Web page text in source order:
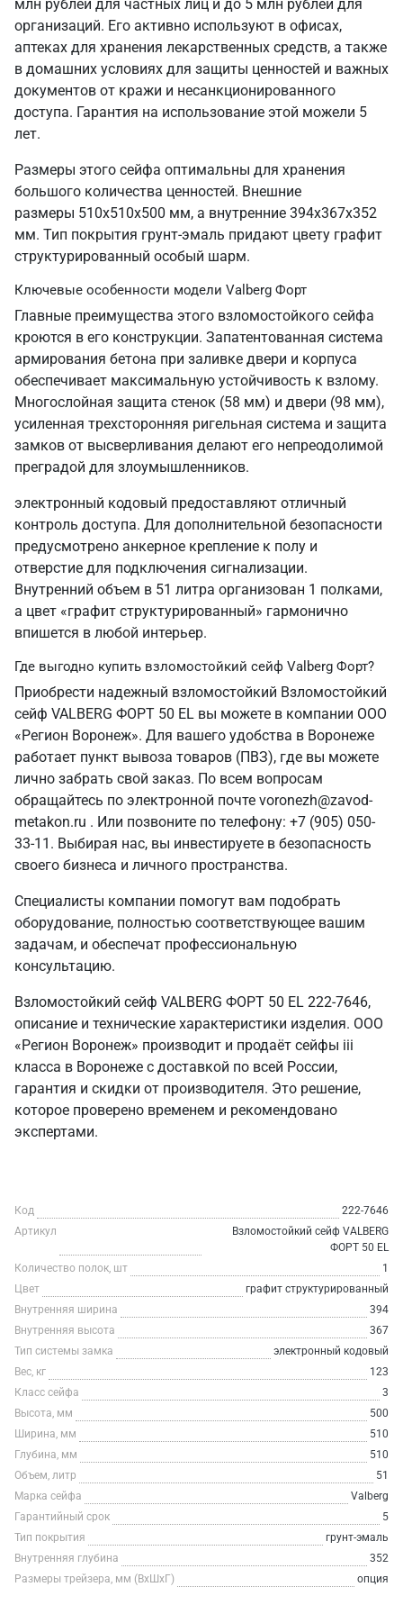
млн рублей для частных лиц и до 5 млн рублей для
организаций. Его активно используют в офисах,
аптеках для хранения лекарственных средств, а также
в домашних условиях для защиты ценностей и важных
документов от кражи и несанкционированного
доступа. Гарантия на использование этой можели 5
лет.
Размеры этого сейфа оптимальны для хранения
большого количества ценностей. Внешние
размеры 510х510х500 мм, а внутренние 394х367х352
мм. Тип покрытия грунт-эмаль придают цвету графит
структурированный особый шарм.
Ключевые особенности модели Valberg Форт
Главные преимущества этого взломостойкого сейфа
кроются в его конструкции. Запатентованная система
армирования бетона при заливке двери и корпуса
обеспечивает максимальную устойчивость к взлому.
Многослойная защита стенок (58 мм) и двери (98 мм),
усиленная трехсторонняя ригельная система и защита
замков от высверливания делают его непреодолимой
преградой для злоумышленников.
электронный кодовый предоставляют отличный
контроль доступа. Для дополнительной безопасности
предусмотрено анкерное крепление к полу и
отверстие для подключения сигнализации.
Внутренний объем в 51 литра организован 1 полками,
а цвет «графит структурированный» гармонично
впишется в любой интерьер.
Где выгодно купить взломостойкий сейф Valberg Форт?
Приобрести надежный взломостойкий Взломостойкий
сейф VALBERG ФОРТ 50 EL вы можете в компании ООО
«Регион Воронеж». Для вашего удобства в Воронеже
работает пункт вывоза товаров (ПВЗ), где вы можете
лично забрать свой заказ. По всем вопросам
обращайтесь по электронной почте voronezh@zavod-
metakon.ru . Или позвоните по телефону: +7 (905) 050-
33-11. Выбирая нас, вы инвестируете в безопасность
своего бизнеса и личного пространства.
Специалисты компании помогут вам подобрать
оборудование, полностью соответствующее вашим
задачам, и обеспечат профессиональную
консультацию.
Взломостойкий сейф VALBERG ФОРТ 50 EL 222-7646,
описание и технические характеристики изделия. ООО
«Регион Воронеж» производит и продаёт сейфы iii
класса в Воронеже с доставкой по всей России,
гарантия и скидки от производителя. Это решение,
которое проверено временем и рекомендовано
экспертами.
Код
222-7646
Артикул
Взломостойкий сейф VALBERG
ФОРТ 50 EL
Количество полок, шт
1
Цвет
графит структурированный
Внутренняя ширина
394
Внутренняя высота
367
Тип системы замка
электронный кодовый
Вес, кг
123
Класс сейфа
3
Высота, мм
500
Ширина, мм
510
Глубина, мм
510
Объем, литр
51
Марка сейфа
Valberg
Гарантийный срок
5
Тип покрытия
грунт-эмаль
Внутренняя глубина
352
Размеры трейзера, мм (ВхШхГ)
опция